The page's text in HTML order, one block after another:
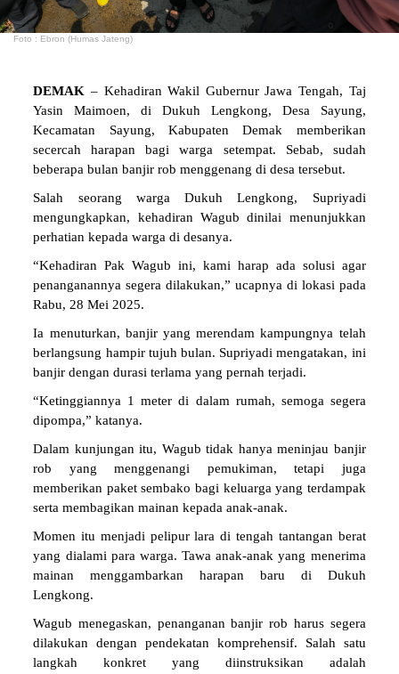
Foto : Ebron (Humas Jateng)
DEMAK – Kehadiran Wakil Gubernur Jawa Tengah, Taj
Yasin Maimoen, di Dukuh Lengkong, Desa Sayung,
Kecamatan Sayung, Kabupaten Demak memberikan
secercah harapan bagi warga setempat. Sebab, sudah
beberapa bulan banjir rob menggenang di desa tersebut.
Salah seorang warga Dukuh Lengkong, Supriyadi
mengungkapkan, kehadiran Wagub dinilai menunjukkan
perhatian kepada warga di desanya.
“Kehadiran Pak Wagub ini, kami harap ada solusi agar
penanganannya segera dilakukan,” ucapnya di lokasi pada
Rabu, 28 Mei 2025.
Ia menuturkan, banjir yang merendam kampungnya telah
berlangsung hampir tujuh bulan. Supriyadi mengatakan, ini
banjir dengan durasi terlama yang pernah terjadi.
“Ketinggiannya 1 meter di dalam rumah, semoga segera
dipompa,” katanya.
Dalam kunjungan itu, Wagub tidak hanya meninjau banjir
rob yang menggenangi pemukiman, tetapi juga
memberikan paket sembako bagi keluarga yang terdampak
serta membagikan mainan kepada anak-anak.
Momen itu menjadi pelipur lara di tengah tantangan berat
yang dialami para warga. Tawa anak-anak yang menerima
mainan menggambarkan harapan baru di Dukuh
Lengkong.
Wagub menegaskan, penanganan banjir rob harus segera
dilakukan dengan pendekatan komprehensif. Salah satu
langkah konkret yang diinstruksikan adalah